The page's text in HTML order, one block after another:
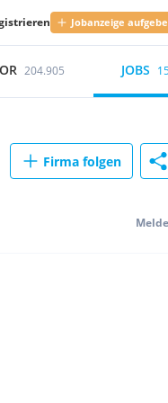
Jobanzeige
204.905 JOBS
Firma folgen